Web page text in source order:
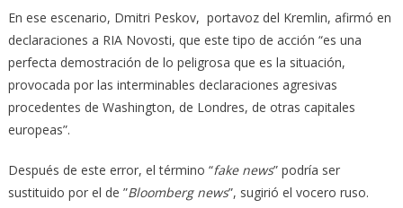
En ese escenario, Dmitri Peskov, portavoz del Kremlin, afirmó en
declaraciones a RIA Novosti, que este tipo de acción “es una
perfecta demostración de lo peligrosa que es la situación,
provocada por las interminables declaraciones agresivas
procedentes de Washington, de Londres, de otras capitales
europeas”.
Después de este error, el término “fake news” podría ser
sustituido por el de ”Bloomberg news”, sugirió el vocero ruso.